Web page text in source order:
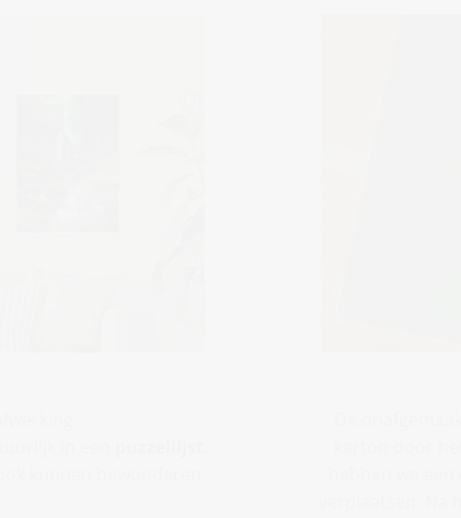
in een
kunnen bewonderen.
De
karton door
hebben we
verplaatsen.